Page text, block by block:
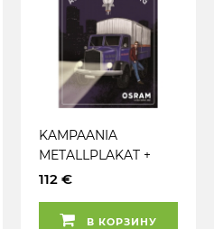
KAMPAANIA
METALLPLAKAT +
PIRN H7 (30TK) 24V
112 €
В КОРЗИНУ